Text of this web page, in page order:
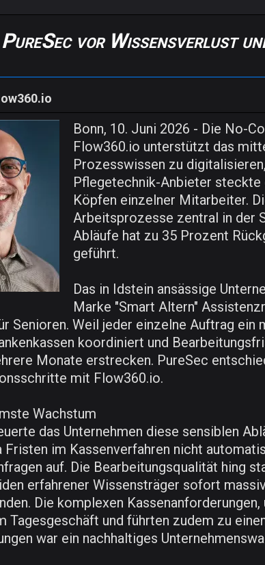
vor Wissensverlust
Bonn, 10. Juni 2026 - Die No-
Flow360.io unterstützt das
Prozesswissen zu
Pflegetechnik-Anbieter steckte
Köpfen einzelner Mitarbeiter.
Arbeitsprozesse zentral in der
Abläufe hat zu 35 Prozent
geführt.
Das in Idstein ansässige
Marke "Smart Altern"
Senioren. Weil jeder einzelne Auftrag ein
koordiniert und
Monate erstrecken. PureSec
mit Flow360.io.
Wachstum
das Unternehmen diese sensiblen
im Kassenverfahren nicht
auf. Die Bearbeitungsqualität hing
erfahrener Wissensträger sofort
Die komplexen
und führten zudem zu
war ein nachhaltiges